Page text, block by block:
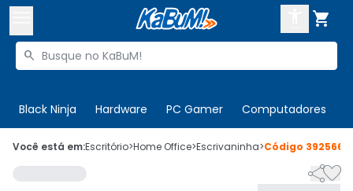

Buscar produtos

Black Ninja Hardware PC Gamer Computadores
 Olá. Acesse sua conta
Você está em:Escritório>Home Office>Escrivaninha>Código 392566
